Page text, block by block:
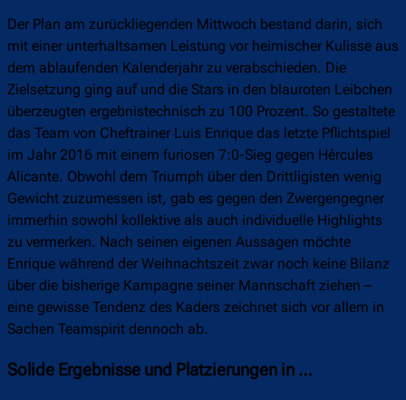
Der Plan am zurückliegenden Mittwoch bestand darin, sich
mit einer unterhaltsamen Leistung vor heimischer Kulisse aus
dem ablaufenden Kalenderjahr zu verabschieden. Die
Zielsetzung ging auf und die Stars in den blauroten Leibchen
überzeugten ergebnistechnisch zu 100 Prozent. So gestaltete
das Team von Cheftrainer Luis Enrique das letzte Pflichtspiel
im Jahr 2016 mit einem furiosen 7:0-Sieg gegen Hércules
Alicante. Obwohl dem Triumph über den Drittligisten wenig
Gewicht zuzumessen ist, gab es gegen den Zwergengegner
immerhin sowohl kollektive als auch individuelle Highlights
zu vermerken. Nach seinen eigenen Aussagen möchte
Enrique während der Weihnachtszeit zwar noch keine Bilanz
über die bisherige Kampagne seiner Mannschaft ziehen –
eine gewisse Tendenz des Kaders zeichnet sich vor allem in
Sachen Teamspirit dennoch ab.
Solide Ergebnisse und Platzierungen in …